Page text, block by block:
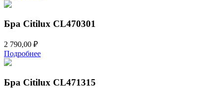
Бра Citilux CL470301
2 790,00 ₽
Подробнее
Бра Citilux CL471315